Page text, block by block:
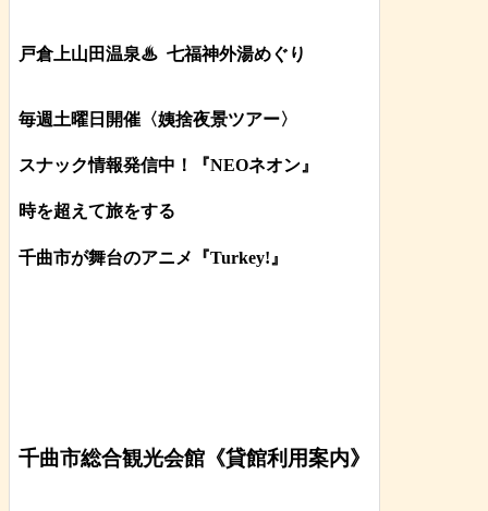
戸倉上山田温泉♨ 七福神外湯めぐり
毎週土曜日開催〈姨捨夜景ツアー〉
スナック情報発信中！『NEOネオン』
時を超えて旅をする
千曲市が舞台のアニメ『Turkey!』
千曲市総合観光会館《貸館利用案内》